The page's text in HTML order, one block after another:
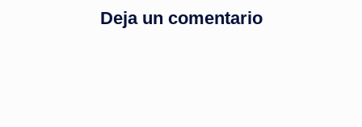
Deja un comentario